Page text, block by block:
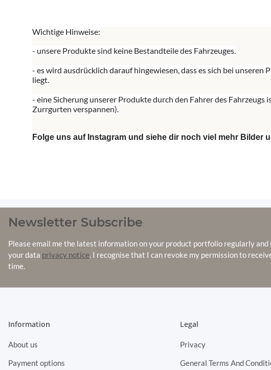
Wichtige Hinweise:
- unsere Produkte sind keine Bestandteile des Fahrzeuges.
- es wird ausdrücklich darauf hingewiesen, dass es sich bei
liegt.
- eine Sicherung unserer Produkte durch den Fahrer des
Zurrgurten verspannen).
Folge uns auf Instagram und siehe dir noch viel mehr Bilder
Newsletter Subscribe
Please email me the latest information on your product portfolio regularly and
your data privacy notice. I recognise that I can revoke my permission to
time.
Information
About us
Payment options
Legal
Privacy
General Terms And